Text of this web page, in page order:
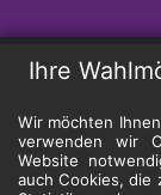
Ihre
Wir möchten
verwenden wir
Website
auch Cookies, die